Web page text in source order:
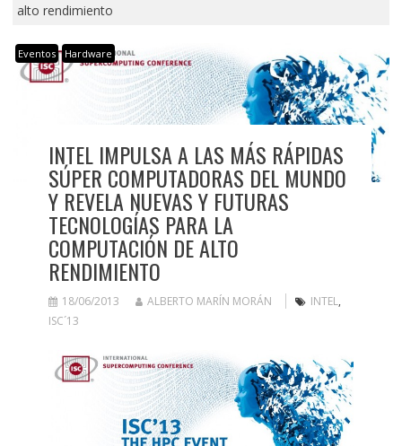
alto rendimiento
Eventos Hardware
INTEL IMPULSA A LAS MÁS RÁPIDAS
SÚPER COMPUTADORAS DEL MUNDO
Y REVELA NUEVAS Y FUTURAS
TECNOLOGÍAS PARA LA
COMPUTACIÓN DE ALTO
RENDIMIENTO
18/06/2013 ALBERTO MARÍN MORÁN INTEL,
ISC´13